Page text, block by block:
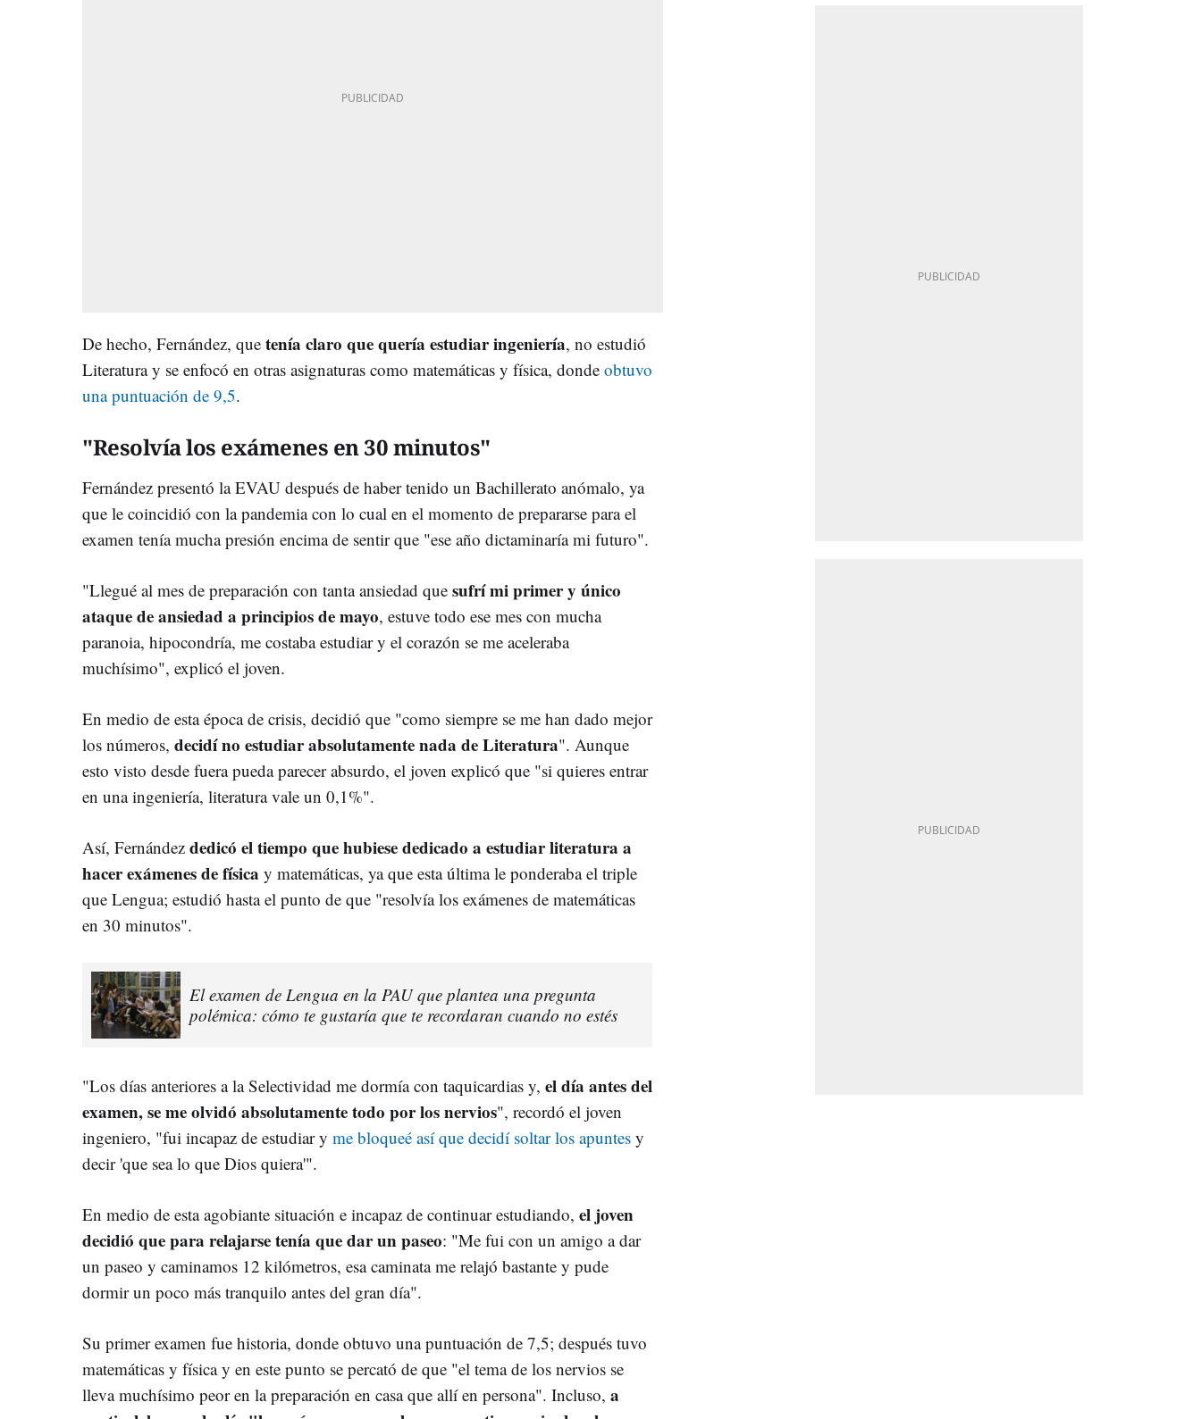
De hecho, Fernández, que tenía claro que quería estudiar ingeniería, no estudió
Literatura y se enfocó en otras asignaturas como matemáticas y física, donde obtuvo
una puntuación de 9,5.
"Resolvía los exámenes en 30 minutos"
Fernández presentó la EVAU después de haber tenido un Bachillerato anómalo, ya
que le coincidió con la pandemia con lo cual en el momento de prepararse para el
examen tenía mucha presión encima de sentir que "ese año dictaminaría mi futuro".
"Llegué al mes de preparación con tanta ansiedad que sufrí mi primer y único
ataque de ansiedad a principios de mayo, estuve todo ese mes con mucha
paranoia, hipocondría, me costaba estudiar y el corazón se me aceleraba
muchísimo", explicó el joven.
En medio de esta época de crisis, decidió que "como siempre se me han dado mejor
los números, decidí no estudiar absolutamente nada de Literatura". Aunque
esto visto desde fuera pueda parecer absurdo, el joven explicó que "si quieres entrar
en una ingeniería, literatura vale un 0,1%".
Así, Fernández dedicó el tiempo que hubiese dedicado a estudiar literatura a
hacer exámenes de física y matemáticas, ya que esta última le ponderaba el triple
que Lengua; estudió hasta el punto de que "resolvía los exámenes de matemáticas
en 30 minutos".
El examen de Lengua en la PAU que plantea una pregunta
polémica: cómo te gustaría que te recordaran cuando no estés
"Los días anteriores a la Selectividad me dormía con taquicardias y, el día antes del
examen, se me olvidó absolutamente todo por los nervios", recordó el joven
ingeniero, "fui incapaz de estudiar y me bloqueé así que decidí soltar los apuntes y
decir 'que sea lo que Dios quiera'".
En medio de esta agobiante situación e incapaz de continuar estudiando, el joven
decidió que para relajarse tenía que dar un paseo: "Me fui con un amigo a dar
un paseo y caminamos 12 kilómetros, esa caminata me relajó bastante y pude
dormir un poco más tranquilo antes del gran día".
Su primer examen fue historia, donde obtuvo una puntuación de 7,5; después tuvo
matemáticas y física y en este punto se percató de que "el tema de los nervios se
lleva muchísimo peor en la preparación en casa que allí en persona". Incluso, a